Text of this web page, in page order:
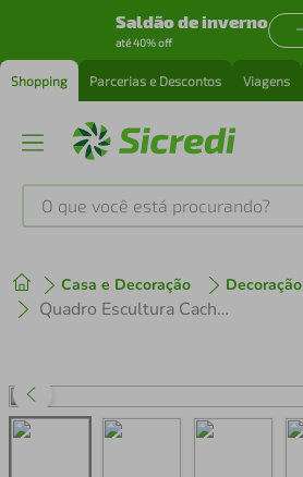
Saldão de inverno
até 40% off
Shopping Parcerias e Descontos Viagens
O que você está procurando?
Casa e Decoração Decoração
Quadro Escultura Cachorro Pug One Line 150x131 Branco
1º tenis
perfume